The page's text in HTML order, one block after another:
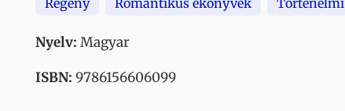
Regény Romantikus ekönyvek Történelmi
Nyelv: Magyar
ISBN: 9786156606099